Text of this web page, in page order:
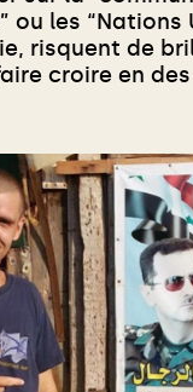
ou les “Nations
risquent de
croire en